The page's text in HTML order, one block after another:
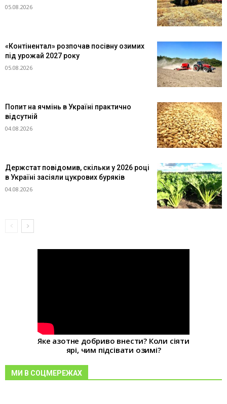
05.08.2026
«Контінентал» розпочав посівну озимих
під урожай 2027 року
05.08.2026
Попит на ячмінь в Україні практично
відсутній
04.08.2026
Держстат повідомив, скільки у 2026 році
в Україні засіяли цукрових буряків
04.08.2026
Яке азотне добриво внести? Коли сіяти
ярі, чим підсівати озимі?
МИ В СОЦМЕРЕЖАХ